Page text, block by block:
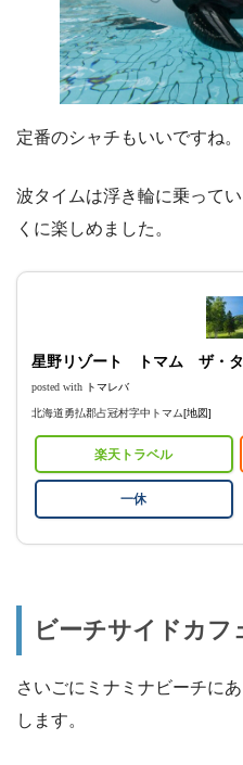
定番のシャチもいいですね。
波タイムは浮き輪に乗って
くに楽しめました。
星野リゾート トマム ザ・
posted with トマレバ
北海道勇払郡占冠村字中トマム[地図]
楽天トラベル
一休
ビーチサイドカフ
さいごにミナミナビーチに
します。